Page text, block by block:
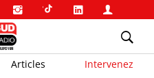
Articles Intervenez